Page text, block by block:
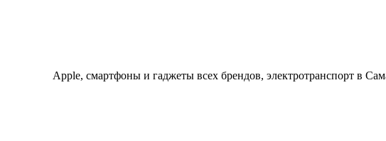
Apple, cмартфоны и гаджеты всех брендов, электротранспорт в